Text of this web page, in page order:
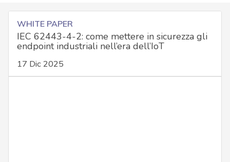
WHITE PAPER
IEC 62443-4-2: come mettere in sicurezza gli
endpoint industriali nell’era dell’IoT
17 Dic 2025